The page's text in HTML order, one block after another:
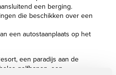
een berging.
die beschikken over een
een autostaanplaats op het
een paradijs aan de
golfbanen, een